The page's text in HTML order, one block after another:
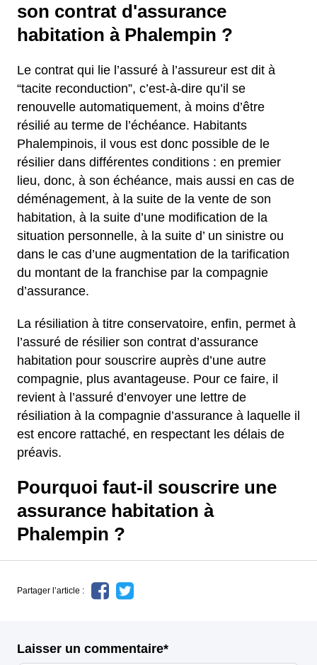
son contrat d'assurance
habitation à Phalempin ?
Le contrat qui lie l’assuré à l’assureur est dit à
“tacite reconduction”, c’est-à-dire qu’il se
renouvelle automatiquement, à moins d’être
résilié au terme de l’échéance. Habitants
Phalempinois, il vous est donc possible de le
résilier dans différentes conditions : en premier
lieu, donc, à son échéance, mais aussi en cas de
déménagement, à la suite de la vente de son
habitation, à la suite d’une modification de la
situation personnelle, à la suite d’ un sinistre ou
dans le cas d’une augmentation de la tarification
du montant de la franchise par la compagnie
d’assurance.
La résiliation à titre conservatoire, enfin, permet à
l’assuré de résilier son contrat d’assurance
habitation pour souscrire auprès d’une autre
compagnie, plus avantageuse. Pour ce faire, il
revient à l’assuré d’envoyer une lettre de
résiliation à la compagnie d’assurance à laquelle il
est encore rattaché, en respectant les délais de
préavis.
Pourquoi faut-il souscrire une
assurance habitation à
Phalempin ?
Partager l’article :
Laisser un commentaire*